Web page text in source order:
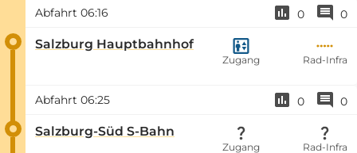
Abfahrt 06:16 0 0
Salzburg Hauptbahnhof
Zugang Rad-Infra
Abfahrt 06:25 0 0
Salzburg-Süd S-Bahn
Zugang Rad-Infra